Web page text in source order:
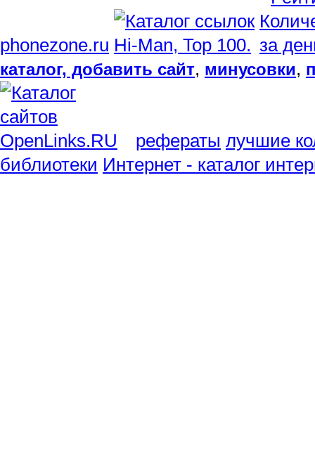
phonezone.ru
каталог, добавить сайт, минусовки,
рефераты лучшие
библиотеки Интернет - каталог